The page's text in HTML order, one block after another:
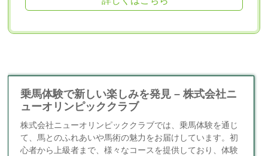
乗馬体験で新しい楽しみを発見 – 株式会社ニ
ューオリンピッククラブ
株式会社ニューオリンピッククラブでは、乗馬体験を通じ
て、馬とのふれあいや馬術の魅力をお届けしています。初
心者から上級者まで、様々なコースを提供しており、体験